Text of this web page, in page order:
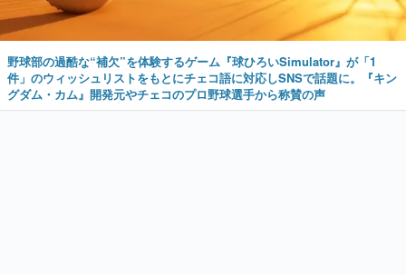
野球部の過酷な“補欠”を体験するゲーム『球ひろいSimulator』が「1
件」のウィッシュリストをもとにチェコ語に対応しSNSで話題に。『キン
グダム・カム』開発元やチェコのプロ野球選手から称賛の声